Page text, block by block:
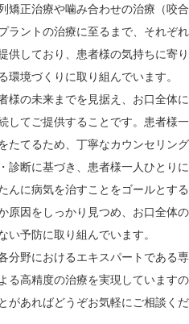
矯正治療や噛み合わせの治療（咬合
ラントの治療に至るまで、それぞれ
供しており、患者様の気持ちに寄り
境づくりに取り組んでいます。
様の未来までを見据え、お口全体に
してご提供することです。患者様一
たてるため、丁寧なカウンセリング
診断に基づき、患者様一人ひとりに
んに病気を治すことをゴールとする
原因をしっかり見つめ、お口全体の
予防に取り組んでいます。
分野におけるエキスパートである専
る高精度の治療を実現していますの
があればどうぞお気軽にご相談くだ